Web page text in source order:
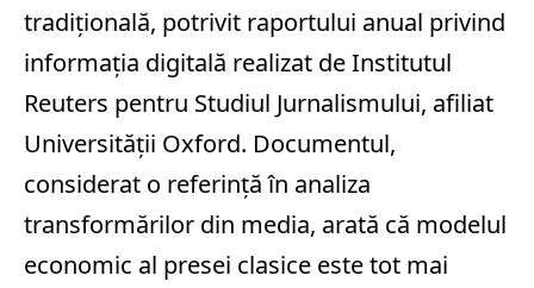
tradițională, potrivit raportului anual privind
informația digitală realizat de Institutul
Reuters pentru Studiul Jurnalismului, afiliat
Universității Oxford. Documentul,
considerat o referință în analiza
transformărilor din media, arată că modelul
economic al presei clasice este tot mai